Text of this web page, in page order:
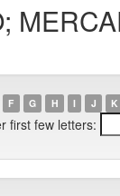
F G H I J K
first few letters: